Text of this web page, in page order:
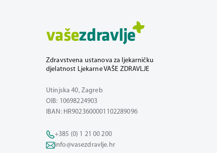
Zdravstvena ustanova za ljekarničku
djelatnost Ljekarne VAŠE ZDRAVLJE
Utinjska 40, Zagreb
OIB: 10698224903
IBAN: HR9023600001102289096
+385 (0) 1 21 00 200
info@vasezdravlje.hr